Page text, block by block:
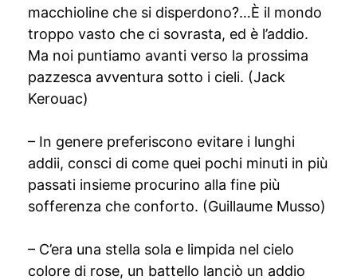
macchioline che si disperdono?…È il mondo
troppo vasto che ci sovrasta, ed è l’addio.
Ma noi puntiamo avanti verso la prossima
pazzesca avventura sotto i cieli. (Jack
Kerouac)
– In genere preferiscono evitare i lunghi
addii, consci di come quei pochi minuti in più
passati insieme procurino alla fine più
sofferenza che conforto. (Guillaume Musso)
– C’era una stella sola e limpida nel cielo
colore di rose, un battello lanciò un addio